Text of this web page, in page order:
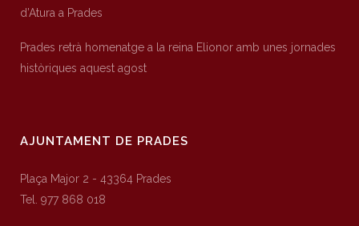
d’Atura a Prades
Prades retrà homenatge a la reina Elionor amb unes jornades
històriques aquest agost
AJUNTAMENT DE PRADES
Plaça Major 2 - 43364 Prades
Tel. 977 868 018